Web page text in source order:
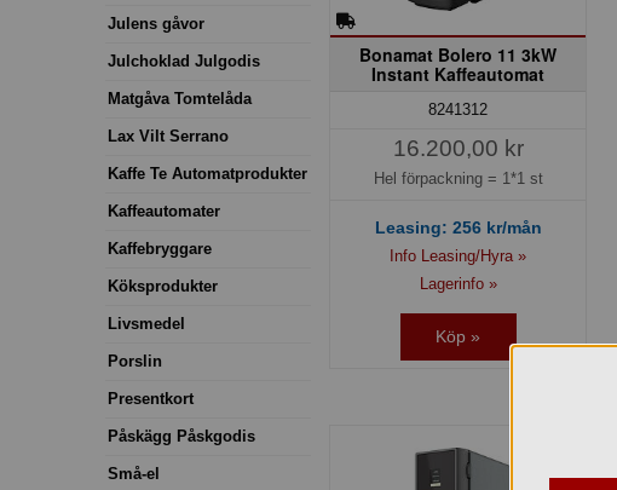
Julens gåvor
Julchoklad Julgodis
Matgåva Tomtelåda
Lax Vilt Serrano
Kaffe Te Automatprodukter
Kaffeautomater
Kaffebryggare
Köksprodukter
Livsmedel
Porslin
Presentkort
Påskägg Påskgodis
Små-el
Bonamat Bolero 11 3kW
Instant Kaffeautomat
8241312
16.200,00 kr
Hel förpackning = 1*1 st
Leasing: 256kr/mån
Info Leasing/Hyra »
Lagerinfo »
Köp »